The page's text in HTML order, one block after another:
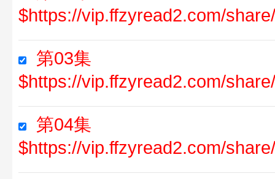
$https://vip.ffzyread2.com/
第03集
$https://vip.ffzyread2.com/
第04集
$https://vip.ffzyread2.com/